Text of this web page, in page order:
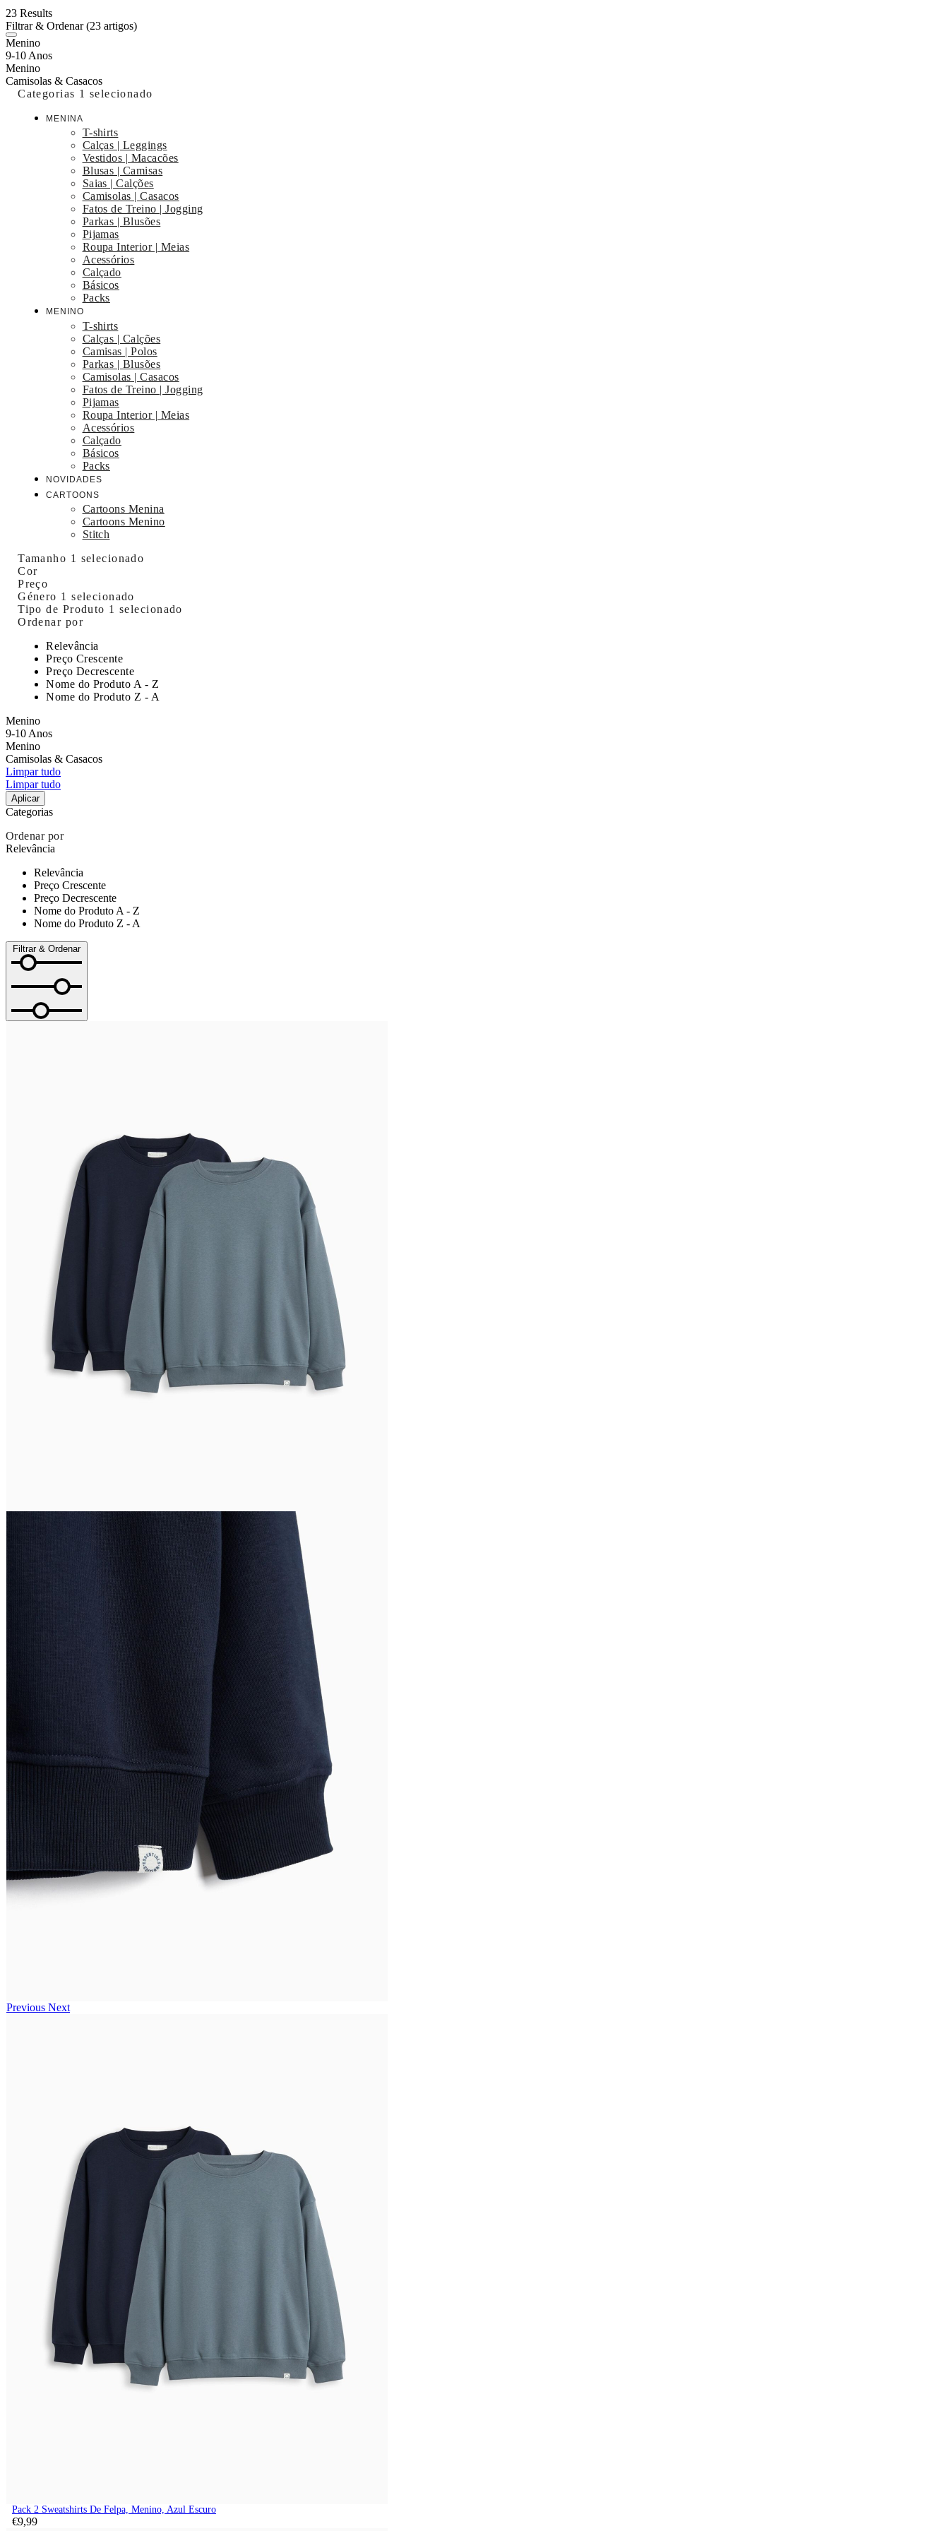
23 Results
Filtrar & Ordenar(23 artigos)
Menino
9-10 Anos
Menino
Camisolas & Casacos
Categorias 1 selecionado
MENINA
T-shirts
Calças | Leggings
Vestidos | Macacões
Blusas | Camisas
Saias | Calções
Camisolas | Casacos
Fatos de Treino | Jogging
Parkas | Blusões
Pijamas
Roupa Interior | Meias
Acessórios
Calçado
Básicos
Packs
MENINO
T-shirts
Calças | Calções
Camisas | Polos
Parkas | Blusões
Camisolas | Casacos
Fatos de Treino | Jogging
Pijamas
Roupa Interior | Meias
Acessórios
Calçado
Básicos
Packs
NOVIDADES
CARTOONS
Cartoons Menina
Cartoons Menino
Stitch
Tamanho 1 selecionado
Cor
Preço
Género 1 selecionado
Tipo de Produto 1 selecionado
Ordenar por
Relevância
Preço Crescente
Preço Decrescente
Nome do Produto A - Z
Nome do Produto Z - A
Menino
9-10 Anos
Menino
Camisolas & Casacos
Limpar tudo
Limpar tudo
Aplicar
Categorias
Ordenar por
Relevância
Relevância
Preço Crescente
Preço Decrescente
Nome do Produto A - Z
Nome do Produto Z - A
Filtrar & Ordenar
Previous Next
Pack 2 Sweatshirts De Felpa, Menino, Azul Escuro
€9,99